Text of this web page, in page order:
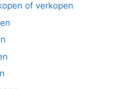
of verkopen